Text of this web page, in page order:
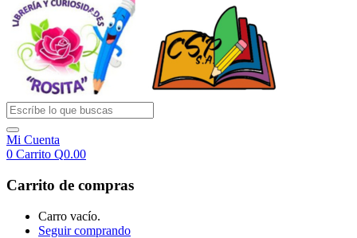
Mi Cuenta
0 Carrito Q0.00
Carrito de compras
Carro vacío.
Seguir comprando